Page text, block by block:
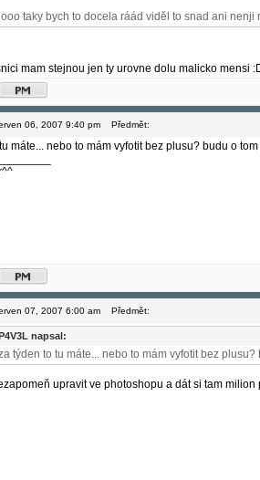
taky bych to docela ráád viděl to snad ani nenji
mam stejnou jen ty urovne dolu malicko mensi
06, 2007 9:40 pm
Předmět:
máte... nebo to mám vyfotit bez plusu? budu o
07, 2007 6:00 am Předmět:
napsal:
týden to tu máte... nebo to mám vyfotit bez
upravit ve photoshopu a dát si tam milion